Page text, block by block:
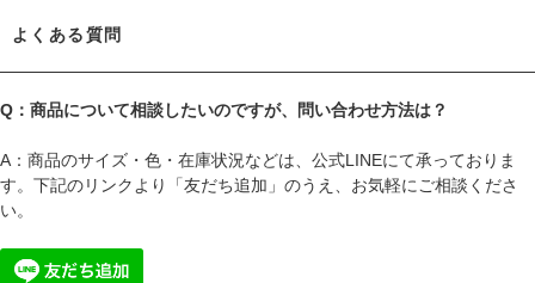
よくある質問
Q：商品について相談したいのですが、問い合わせ方法は？
A：商品のサイズ・色・在庫状況などは、公式LINEにて承っておりま
す。下記のリンクより「友だち追加」のうえ、お気軽にご相談くださ
い。